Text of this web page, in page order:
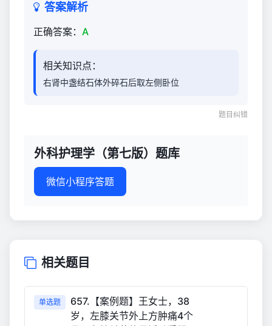
答案解析
正确答案： A
相关知识点：
右肾中盏结石体外碎石后取左侧卧位
题目纠错
外科护理学（第七版）题库
微信小程序答题
相关题目
单选题
657.【案例题】王女士，38
岁，左膝关节外上方肿痛4个